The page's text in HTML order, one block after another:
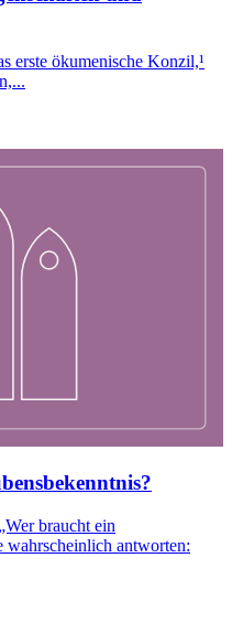
erste ökumenische Konzil,¹
braucht ein
wahrscheinlich antworten: